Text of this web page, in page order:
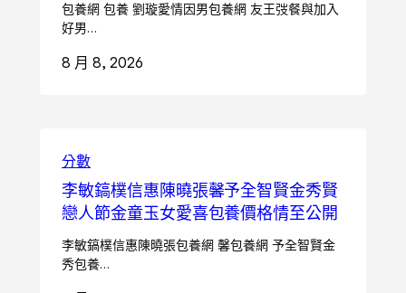
包養網 包養 劉璇愛情因男包養網 友王弢餐與加入
好男…
8 月 8, 2026
分數
李敏鎬樸信惠陳曉張馨予全智賢金秀賢
戀人節金童玉女愛喜包養價格情至公開
李敏鎬樸信惠陳曉張包養網 馨包養網 予全智賢金
秀包養…